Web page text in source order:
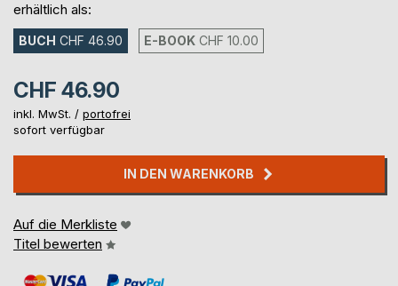
erhältlich als:
BUCH CHF 46.90 E-BOOK CHF 10.00
CHF 46.90
inkl. MwSt. / portofrei
sofort verfügbar
IN DEN WARENKORB
Auf die Merkliste
Titel bewerten